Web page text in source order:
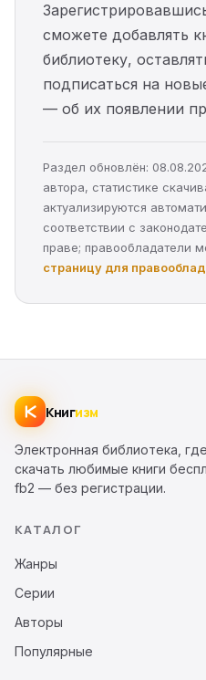
сможете добавлять
библиотеку,
подписаться на
— об их появлении
Раздел обновлён:
автора, статистике
актуализируются
соответствии с
праве; правообладатели
страницу для
Книгизм
Электронная библиотека,
скачать любимые книги
fb2 — без регистрации.
КАТАЛОГ
Жанры
Серии
Авторы
Популярные